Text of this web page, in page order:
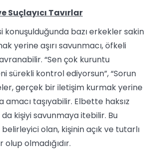
Suçlayıcı Tavırlar
konuşulduğunda bazı erkekler sakin
yerine aşırı savunmacı, öfkeli
“Sen çok kuruntu
sürekli kontrol ediyorsun”, “Sorun
gerçek bir iletişim kurmak yerine
amacı taşıyabilir. Elbette haksız
kişiyi savunmaya itebilir. Bu
olan, kişinin açık ve tutarlı
olmadığıdır.